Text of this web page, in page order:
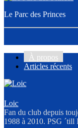
Le Parc des Princes
À propos
Articles récents
Loic
Fan du club depuis
1988 à 2010. PSG ´till